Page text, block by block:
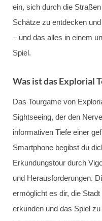
ein, sich durch die
Schätze zu entdecken
– und das alles in einem
Spiel.
Was ist das Explorial
Das Tourgame von
Sightseeing, der den
informativen Tiefe einer
Smartphone begibst du
Erkundungstour durch
und Herausforderungen.
ermöglicht es dir, die
erkunden und das Spiel